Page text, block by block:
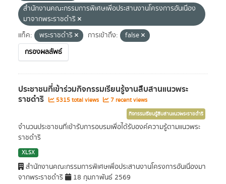
สำนักงานคณะกรรมการพิเศษเพื่อประสานงานโครงการอันเนื่อง
มาจากพระราชดำริ
แท็ค:
พระราชดำริ การเข้าถึง:
false
กรองผลลัพธ์
ประชาชนที่เข้าร่วมกิจกรรมเรียนรู้งานสืบสานแนวพระ
ราชดำริ 5315 total views 7 recent views
กิจกรรมเรียนรู้สืบสานแนวพระราชดำริ
จำนวนประชาชนที่เข้ารับการอบรมเพื่อได้รับองค์ความรู้ตามแนวพระ
ราชดำริ
XLSX
สำนักงานคณะกรรมการพิเศษเพื่อประสานงานโครงการอันเนื่องมา
จากพระราชดำริ
18 กุมภาพันธ์ 2569